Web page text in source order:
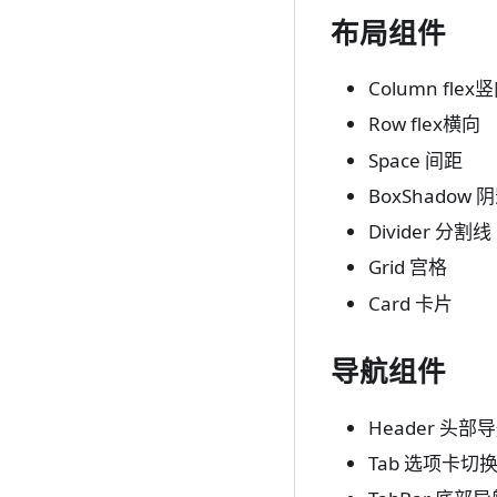
布局组件
Column flex竖
Row flex横向
Space 间距
BoxShadow
Divider 分割线
Grid 宫格
Card 卡片
导航组件
Header 头部
Tab 选项卡切换